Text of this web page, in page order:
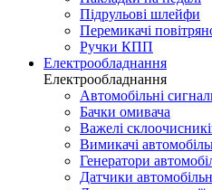
Підрульові шлейфи
Перемикачі
Ручки КПП
Електрообладнання
Електрообладнання
Автомобільні
Бачки омивача
Важелі
Вимикачі
Генератори
Датчики